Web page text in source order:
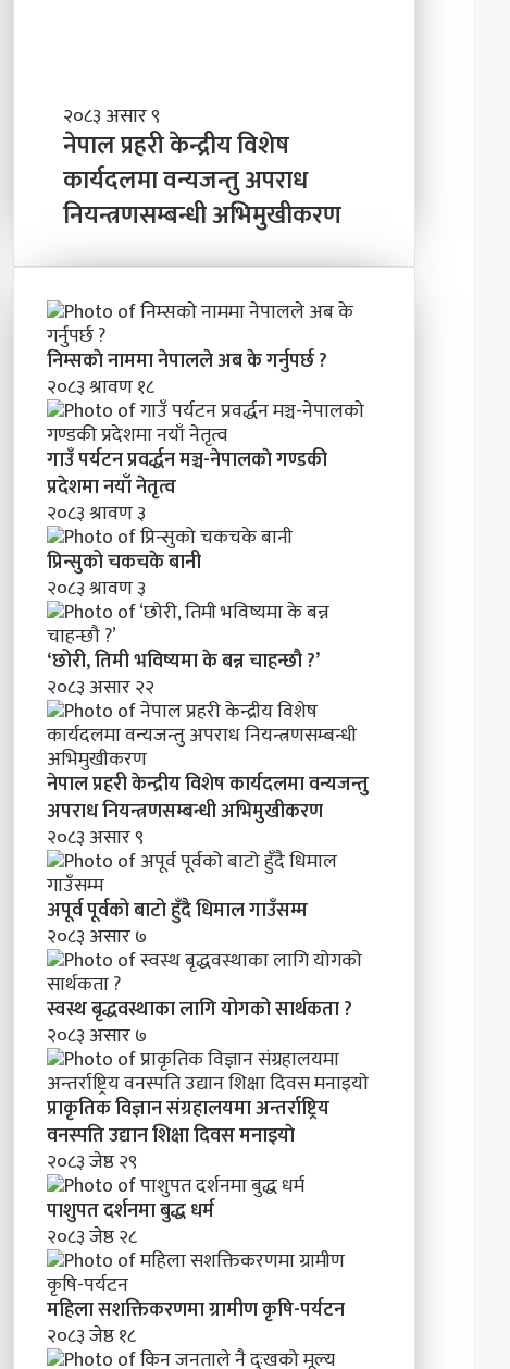
ब
न्न
चा
ह
न्छौ
?
ने
पा
ल
प्र
ह
के
य
वि
शे
ष
का
र्य
द
ल
मा
व
न्य
ज
न्तु
अ
प
रा
ध
नि
य
न्त्र
ण
स
म्ब
न्धी
अ
भि
मु
खी
क
र
ण
२०८३ असार ९
नेपाल प्रहरी केन्द्रीय विशेष
कार्यदलमा वन्यजन्तु अपराध
नियन्त्रणसम्बन्धी अभिमुखीकरण
निम्सकाे नाममा नेपालले अब के गर्नुपर्छ ?
२०८३ श्रावण १८
गाउँ पर्यटन प्रवर्द्धन मञ्च-नेपालकाे गण्डकी
प्रदेशमा नयाँ नेतृत्व
२०८३ श्रावण ३
प्रिन्सुको चकचके बानी
२०८३ श्रावण ३
‘छोरी, तिमी भविष्यमा के बन्न चाहन्छौ ?’
२०८३ असार २२
नेपाल प्रहरी केन्द्रीय विशेष कार्यदलमा वन्यजन्तु
अपराध नियन्त्रणसम्बन्धी अभिमुखीकरण
२०८३ असार ९
अपूर्व पूर्वको बाटो हुँदै धिमाल गाउँसम्म
२०८३ असार ७
स्वस्थ बृद्धवस्थाका लागि योगको सार्थकता ?
२०८३ असार ७
प्राकृतिक विज्ञान संग्रहालयमा अन्तर्राष्ट्रिय
वनस्पति उद्यान शिक्षा दिवस मनाइयाे
२०८३ जेष्ठ २९
पाशुपत दर्शनमा बुद्ध धर्म​
२०८३ जेष्ठ २८
महिला सशक्तिकरणमा ग्रामीण कृषि-पर्यटन
२०८३ जेष्ठ १८